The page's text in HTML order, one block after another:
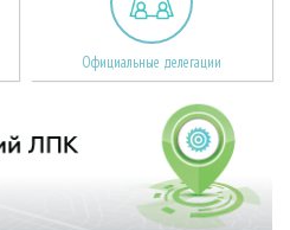
Официальные делегации